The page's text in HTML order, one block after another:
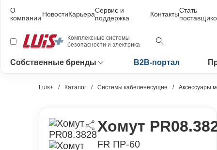
О
компании НовостиКарьераСервис и
поддержка
КонтактыСтать
Комплексные системы
безопасности и электрика
Собственные бренды B2B-портал
Luis+ Каталог Системы кабеленесущие Аксессуары
Хомут
FR ПР-60